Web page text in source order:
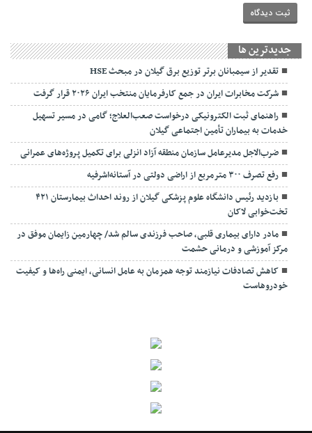
جديدترين ها
تقدیر از سیمبانان برتر توزیع برق گیلان در مبحث HSE
شرکت مخابرات ایران در جمع کارفرمایان منتخب ایران ۲۰۲۶ قرار گرفت
راهنمای ثبت الکترونیکی درخواست صعب‌العلاج؛ گامی در مسیر تسهیل
خدمات به بیماران تأمین اجتماعی گیلان
ضرب‌الاجل مدیرعامل سازمان منطقه آزاد انزلی برای تکمیل پروژه‌های عمرانی
رفع تصرف ۳۰۰ مترمربع از اراضی دولتی در آستانه‌اشرفیه
بازدید رئیس دانشگاه علوم پزشکی گیلان از روند احداث بیمارستان ۴۲۱
تخت‌خوابی لاکان
مادر دارای بیماری قلبی، صاحب فرزندی سالم شد/ چهارمین زایمان موفق در
مرکز آموزشی و درمانی حشمت
کاهش تصادفات نیازمند توجه همزمان به عامل انسانی، ایمنی راه‌ها و کیفیت
خودروهاست